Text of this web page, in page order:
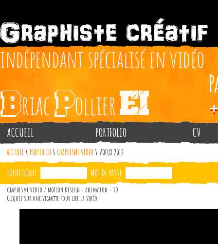
ACCUEIL PORTFOLIO CV
ACCUEIL \ PORTFOLIO \ GRAPHISME VIDEO \ VOEUX 2012
IDENTIFIANT MOT DE PASSE
GRAPHISME VIDEO / MOTION DESIGN - ANIMATION - 3D
Cliquez sur une vignette pour lire la vidéo :